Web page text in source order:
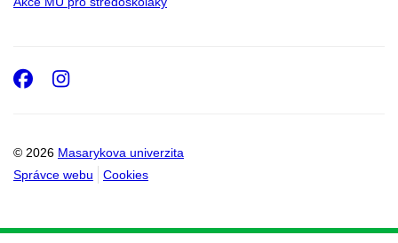
© 2026 Masarykova univerzita
Správce webu
Cookies
Facebook
Instagram